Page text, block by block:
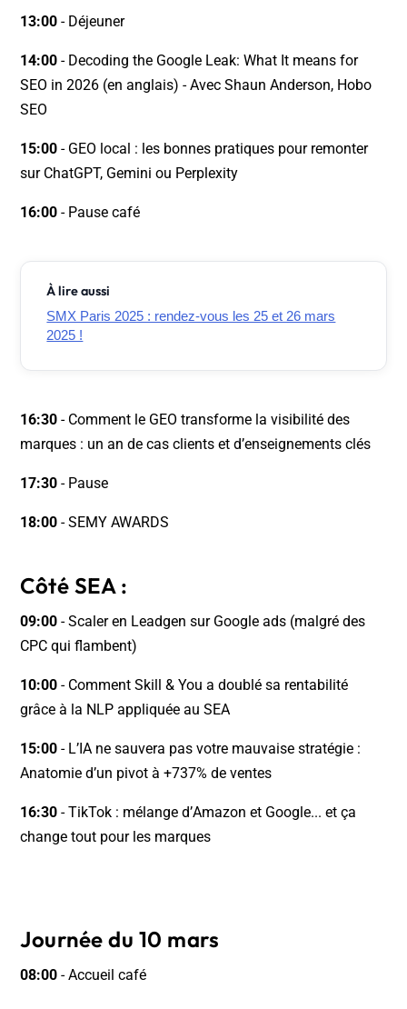
13:00 - Déjeuner
14:00 - Decoding the Google Leak: What It means for
SEO in 2026 (en anglais) - Avec Shaun Anderson, Hobo
SEO
15:00 - GEO local : les bonnes pratiques pour remonter
sur ChatGPT, Gemini ou Perplexity
16:00 - Pause café
À lire aussi
SMX Paris 2025 : rendez-vous les 25 et 26 mars
2025 !
16:30 - Comment le GEO transforme la visibilité des
marques : un an de cas clients et d’enseignements clés
17:30 - Pause
18:00 - SEMY AWARDS
Côté SEA :
09:00 - Scaler en Leadgen sur Google ads (malgré des
CPC qui flambent)
10:00 - Comment Skill & You a doublé sa rentabilité
grâce à la NLP appliquée au SEA
15:00 - L’IA ne sauvera pas votre mauvaise stratégie :
Anatomie d’un pivot à +737% de ventes
16:30 - TikTok : mélange d’Amazon et Google... et ça
change tout pour les marques
Journée du 10 mars
08:00 - Accueil café